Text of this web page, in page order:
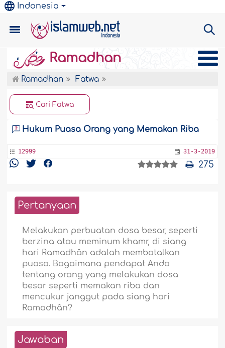
Indonesia
Ramadhan
Ramadhan Fatwa
Cari Fatwa
Hukum Puasa Orang yang Memakan Riba
12999 31-3-2019
275
Pertanyaan
Melakukan perbuatan dosa besar, seperti
berzina atau meminum khamr, di siang
hari Ramadhân adalah membatalkan
puasa. Bagaimana pendapat Anda
tentang orang yang melakukan dosa
besar seperti memakan riba dan
mencukur janggut pada siang hari
Ramadhân?
Jawaban